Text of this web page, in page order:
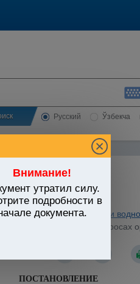
Русский Ўзбекча
Внимание!
утратил силу.
подробности в
документа.
силу акты / Сельское и
г. N 311 "О вопросах
ПОСТАНОВЛЕНИЕ